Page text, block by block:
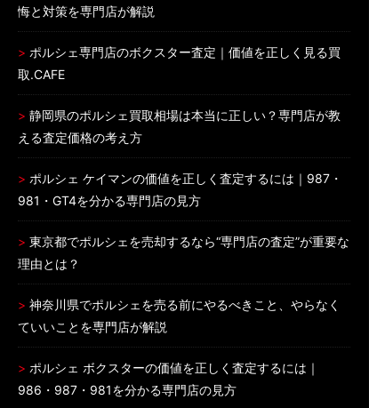
悔と対策を専門店が解説
ポルシェ専門店のボクスター査定｜価値を正しく見る買
取.CAFE
静岡県のポルシェ買取相場は本当に正しい？専門店が教
える査定価格の考え方
ポルシェ ケイマンの価値を正しく査定するには｜987・
981・GT4を分かる専門店の見方
東京都でポルシェを売却するなら“専門店の査定”が重要な
理由とは？
神奈川県でポルシェを売る前にやるべきこと、やらなく
ていいことを専門店が解説
ポルシェ ボクスターの価値を正しく査定するには｜
986・987・981を分かる専門店の見方